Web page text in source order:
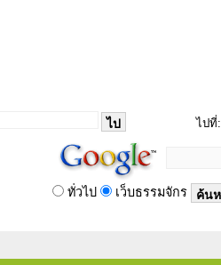
ไปที่:
ทั่วไป เว็บธรรมจักร